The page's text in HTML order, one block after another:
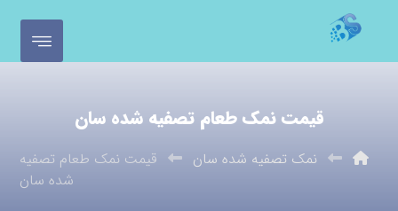
قیمت نمک طعام تصفیه شده سان
نمک تصفیه شده سان
قیمت نمک طعام تصفیه
شده سان